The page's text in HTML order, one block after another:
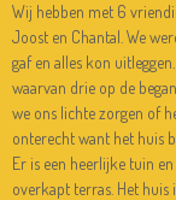
Wij hebben met 6
Joost en Chantal. We
gaf en alles kon
waarvan drie op de
we ons lichte zorgen of
onterecht want het huis
Er is een heerlijke tuin
overkapt terras. Het huis